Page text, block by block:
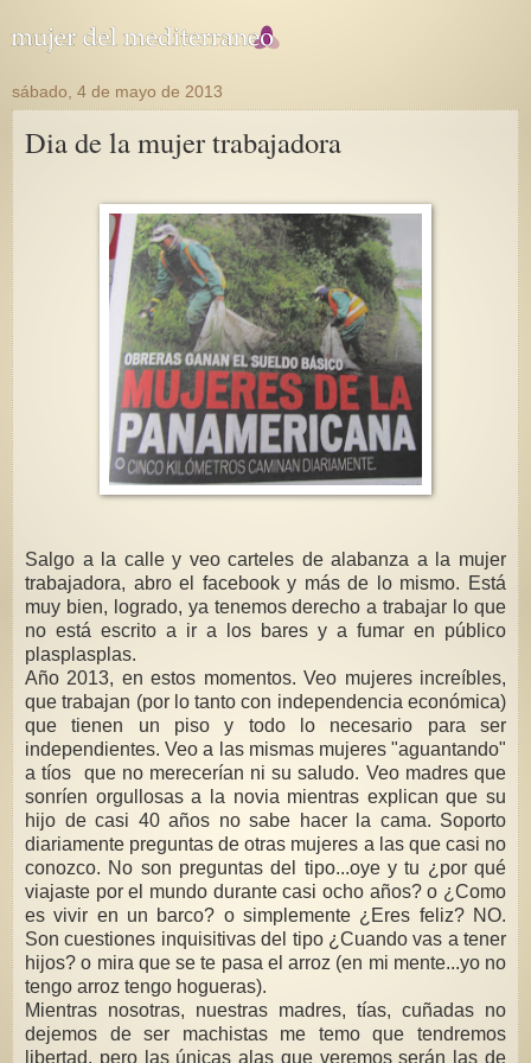
sábado, 4 de mayo de 2013
Dia de la mujer trabajadora
Salgo a la calle y veo carteles de alabanza a la mujer
trabajadora, abro el facebook y más de lo mismo. Está
muy bien, logrado, ya tenemos derecho a trabajar lo que
no está escrito a ir a los bares y a fumar en público
plasplasplas.
Año 2013, en estos momentos. Veo mujeres increíbles,
que trabajan (por lo tanto con independencia económica)
que tienen un piso y todo lo necesario para ser
independientes. Veo a las mismas mujeres "aguantando"
a tíos que no merecerían ni su saludo. Veo madres que
sonríen orgullosas a la novia mientras explican que su
hijo de casi 40 años no sabe hacer la cama. Soporto
diariamente preguntas de otras mujeres a las que casi no
conozco. No son preguntas del tipo...oye y tu ¿por qué
viajaste por el mundo durante casi ocho años? o ¿Como
es vivir en un barco? o simplemente ¿Eres feliz? NO.
Son cuestiones inquisitivas del tipo ¿Cuando vas a tener
hijos? o mira que se te pasa el arroz (en mi mente...yo no
tengo arroz tengo hogueras).
Mientras nosotras, nuestras madres, tías, cuñadas no
dejemos de ser machistas me temo que tendremos
libertad, pero las únicas alas que veremos serán las de